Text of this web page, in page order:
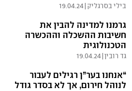
בילי בסרגליק 19.04.24
גרמנו למדינה להבין את
חשיבות ההשכלה וההכשרה
הטכנולוגית
גד רובין|
19.04.24
“אנחנו בער”ן רגילים לעבור
לנוהל חירום, אך לא בסדר גודל